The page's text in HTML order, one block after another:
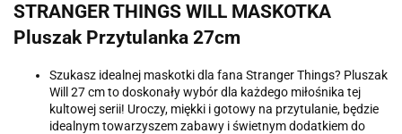
STRANGER THINGS WILL MASKOTKA
Pluszak Przytulanka 27cm
Szukasz idealnej maskotki dla fana Stranger Things? Pluszak
Will 27 cm to doskonały wybór dla każdego miłośnika tej
kultowej serii! Uroczy, miękki i gotowy na przytulanie, będzie
idealnym towarzyszem zabawy i świetnym dodatkiem do